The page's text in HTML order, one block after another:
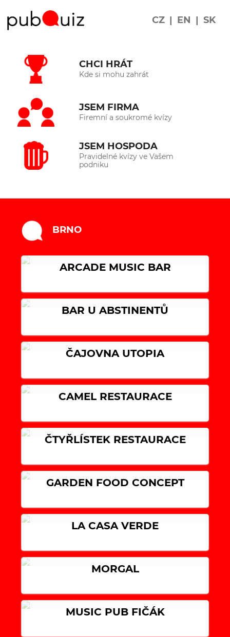
CZ | EN | SK
CHCI HRÁT
Kde si mohu zahrát
JSEM FIRMA
Firemní a soukromé kvízy
JSEM HOSPODA
Pravidelné kvízy ve Vašem
podniku
BRNO
ARCADE MUSIC BAR
BAR U ABSTINENTŮ
ČAJOVNA UTOPIA
CAMEL RESTAURACE
ČTYŘLÍSTEK RESTAURACE
GARDEN FOOD CONCEPT
LA CASA VERDE
MORGAL
MUSIC PUB FIČÁK